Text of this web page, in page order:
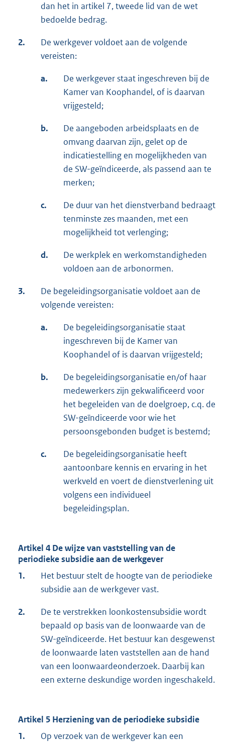
dan het in artikel 7, tweede lid van de wet
bedoelde bedrag.
2.
De werkgever voldoet aan de volgende
vereisten:
a.
De werkgever staat ingeschreven bij de
Kamer van Koophandel, of is daarvan
vrijgesteld;
b.
De aangeboden arbeidsplaats en de
omvang daarvan zijn, gelet op de
indicatiestelling en mogelijkheden van
de SW-geïndiceerde, als passend aan te
merken;
c.
De duur van het dienstverband bedraagt
tenminste zes maanden, met een
mogelijkheid tot verlenging;
d.
De werkplek en werkomstandigheden
voldoen aan de arbonormen.
3.
De begeleidingsorganisatie voldoet aan de
volgende vereisten:
a.
De begeleidingsorganisatie staat
ingeschreven bij de Kamer van
Koophandel of is daarvan vrijgesteld;
b.
De begeleidingsorganisatie en/of haar
medewerkers zijn gekwalificeerd voor
het begeleiden van de doelgroep, c.q. de
SW-geïndiceerde voor wie het
persoonsgebonden budget is bestemd;
c.
De begeleidingsorganisatie heeft
aantoonbare kennis en ervaring in het
werkveld en voert de dienstverlening uit
volgens een individueel
begeleidingsplan.
Artikel 4 De wijze van vaststelling van de
periodieke subsidie aan de werkgever
1.
Het bestuur stelt de hoogte van de periodieke
subsidie aan de werkgever vast.
2.
De te verstrekken loonkostensubsidie wordt
bepaald op basis van de loonwaarde van de
SW-geïndiceerde. Het bestuur kan desgewenst
de loonwaarde laten vaststellen aan de hand
van een loonwaardeonderzoek. Daarbij kan
een externe deskundige worden ingeschakeld.
Artikel 5 Herziening van de periodieke subsidie
1.
Op verzoek van de werkgever kan een